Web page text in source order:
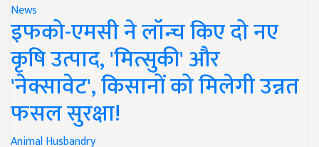
News
इफको-एमसी ने लॉन्च किए दो नए
कृषि उत्पाद, 'मित्सुकी' और
'नेक्सावेट', किसानों को मिलेगी उन्नत
फसल सुरक्षा!
Animal Husbandry